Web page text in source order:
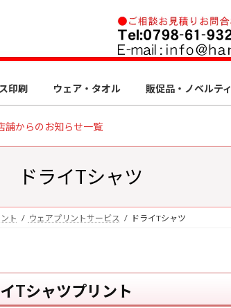
印刷 ウェア・タオル 販促品・ノベルティ
舗からのお知らせ一覧
ドライTシャツ
ト ウェアプリントサービス ドライTシャツ
Tシャツプリント